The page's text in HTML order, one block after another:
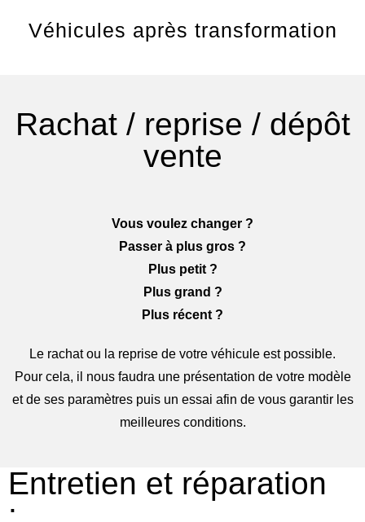
Véhicules après transformation
Rachat / reprise / dépôt
vente
Vous voulez changer ?
Passer à plus gros ?
Plus petit ?
Plus grand ?
Plus récent ?
Le rachat ou la reprise de votre véhicule est possible.
Pour cela, il nous faudra une présentation de votre modèle
et de ses paramètres puis un essai afin de vous garantir les
meilleures conditions.
Entretien et réparation